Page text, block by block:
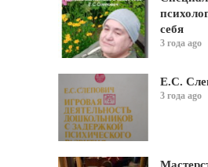
себя
3 года ago
Е.С.
3 года ago